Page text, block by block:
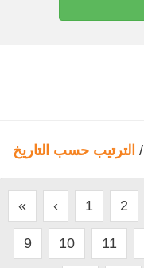
/ الترتيب حسب التاريخ
« ‹ 1 2
9 10 11